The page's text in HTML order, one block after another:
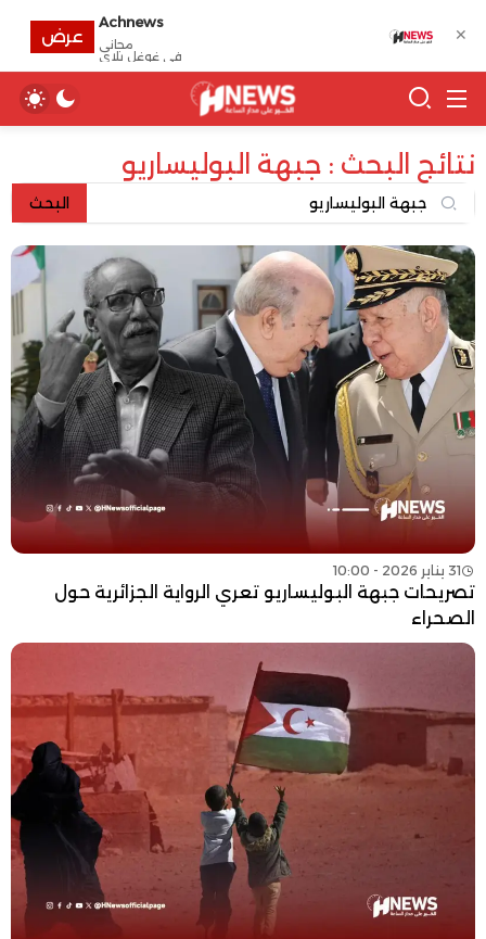
نتائج البحث : جبهة البوليساريو
البحث
31 يناير 2026 - 10:00
تصريحات جبهة البوليساريو تعري الرواية الجزائرية حول
الصحراء
✕
Achnews
مجانى
في غوغل بلاي
عرض